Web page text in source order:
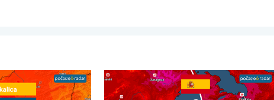
25. júla 2026
minimálnej teploty. Extrémne horúčavy 2026. . . streda 5.
V južnej Európe vrcholia ďalšie horúčavy.